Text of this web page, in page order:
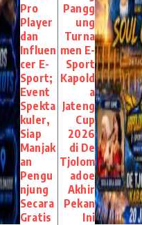
Pro
Player
dan
Influen
cer E-
Sport;
Event
Spekta
kuler,
Siap
Manjak
an
Pengu
njung
Secara
Gratis
Pangg
ung
Turna
men E-
Sport
Kapold
a
Jateng
Cup
2026
di De
Tjolom
adoe
Akhir
Pekan
Ini